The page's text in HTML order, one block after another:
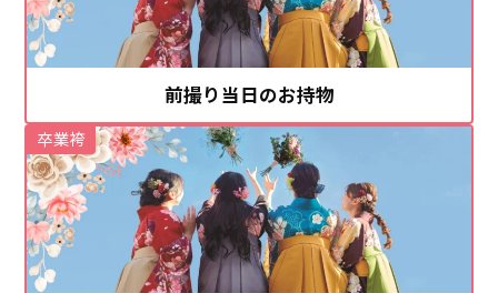
前撮り当日のお持物
卒業袴